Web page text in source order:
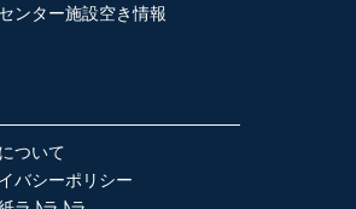
ンター施設空き情報
ついて
バシーポリシー